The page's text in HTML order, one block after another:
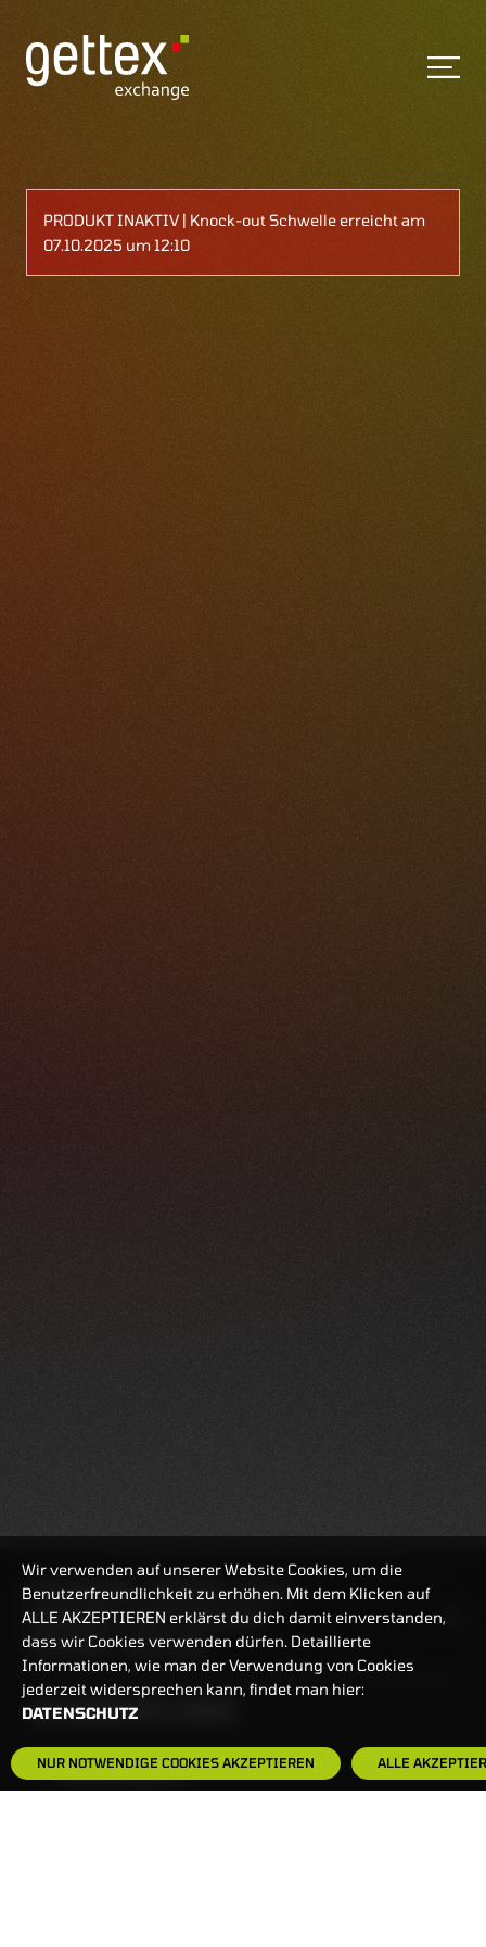
PRODUKT INAKTIV | Knock-out Schwelle erreicht am
07.10.2025 um 12:10
BANKEINSTELLUNGEN
HÄUFIG GESUCHT:
REALTIMEKURSE 06.08.2026
13:13:34
HANDELSZEIT
MO-FR: 7:30-23 UHR
ZERTIFIKATE
8:00-22 UHR
Wir verwenden auf unserer Website Cookies, um die
Benutzerfreundlichkeit zu erhöhen. Mit dem Klicken auf
ALLE AKZEPTIEREN erklärst du dich damit einverstanden,
dass wir Cookies verwenden dürfen. Detaillierte
Informationen, wie man der Verwendung von Cookies
jederzeit widersprechen kann, findet man hier:
DATENSCHUTZ
NUR NOTWENDIGE COOKIES AKZEPTIEREN ALLE